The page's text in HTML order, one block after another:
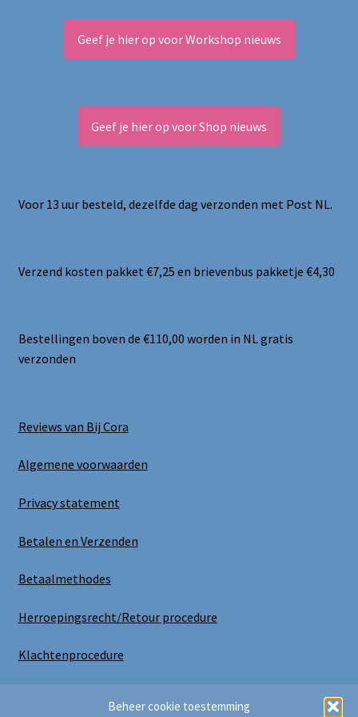
Beheer cookie toestemming
Geef je hier op voor Workshop nieuws
Geef je hier op voor Shop nieuws
Voor 13 uur besteld, dezelfde dag verzonden met Post NL.
Verzend kosten pakket €7,25 en brievenbus pakketje €4,30
Bestellingen boven de €110,00 worden in NL gratis
verzonden
Reviews van Bij Cora
Algemene voorwaarden
Privacy statement
Betalen en Verzenden
Betaalmethodes
Herroepingsrecht/Retour procedure
Klachtenprocedure